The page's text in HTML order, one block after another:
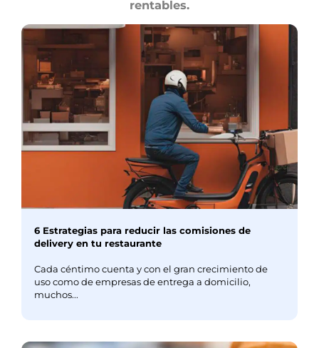
rentables.
6 Estrategias para reducir las comisiones de
delivery en tu restaurante
Cada céntimo cuenta y con el gran crecimiento de
uso como de empresas de entrega a domicilio,
muchos...